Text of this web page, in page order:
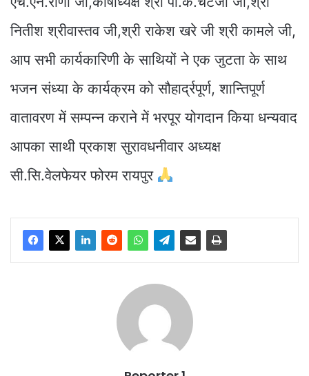
नितीश श्रीवास्तव जी,श्री राकेश खरे जी श्री कामले जी,
आप सभी कार्यकारिणी के साथियों ने एक जुटता के साथ
भजन संध्या के कार्यक्रम को सौहार्द्रपूर्ण, शान्तिपूर्ण
वातावरण में सम्पन्न कराने में भरपूर योगदान किया धन्यवाद
आपका साथी प्रकाश सुरावधनीवार अध्यक्ष
सी.सि.वेलफेयर फोरम रायपुर